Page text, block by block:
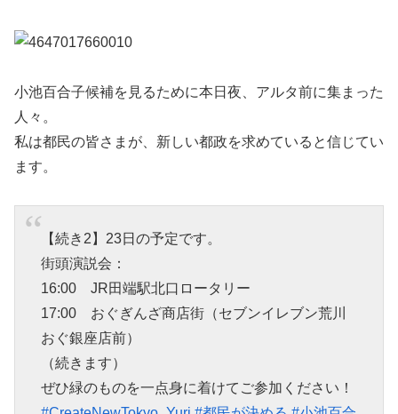
小池百合子候補を見るために本日夜、アルタ前に集まった
人々。
私は都民の皆さまが、新しい都政を求めていると信じてい
ます。
【続き2】23日の予定です。
街頭演説会：
16:00 JR田端駅北口ロータリー
17:00 おぐぎんざ商店街（セブンイレブン荒川
おぐ銀座店前）
（続きます）
ぜひ緑のものを一点身に着けてご参加ください！